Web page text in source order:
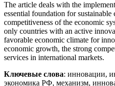
The article deals with the
essential foundation for
competitiveness of the economic
only countries with an active
favorable economic climate for
economic growth, the strong
services in international markets.
Ключевые слова: инновации,
экономика РФ, механизм,